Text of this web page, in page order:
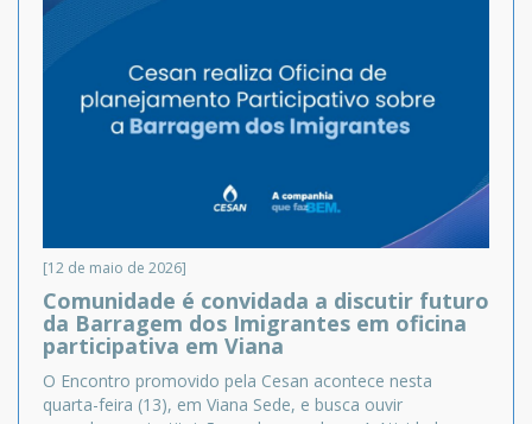
[12 de maio de 2026]
Comunidade é convidada a discutir futuro
da Barragem dos Imigrantes em oficina
participativa em Viana
O Encontro promovido pela Cesan acontece nesta
quarta-feira (13), em Viana Sede, e busca ouvir